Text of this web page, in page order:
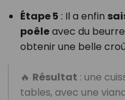
Étape 5 : Il a enfin
poêleavec du
obtenir une belle
🔥 Résultat : une
tables, avec une